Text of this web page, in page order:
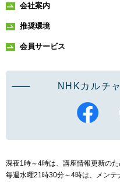
会社案内
推奨環境
会員サービス
NHKカルチ
深夜1時～4時は、講座情報更新の
毎週水曜21時30分～4時は、メン